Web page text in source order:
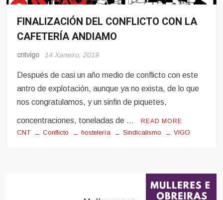
Conflito
Hosteleria
FINALIZACIÓN DEL CONFLICTO CON LA
CAFETERÍA ANDIAMO
cntvigo 14 Xaneiro, 2019
Después de casi un año medio de conflicto con este
antro de explotación, aunque ya no exista, de lo que
nos congratulamos, y un sinfin de piquetes,
concentraciones, toneladas de … READ MORE
CNT Conflicto hostelería Sindicalismo VIGO